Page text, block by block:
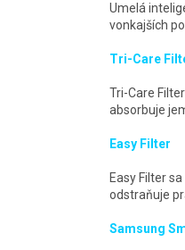
Umelá
vonkajších
Tri-Care
Tri-Care
absorbuje
Easy Filter
Easy Filter
odstraňuje
Samsung